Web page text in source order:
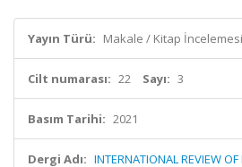
Yayın Türü: Makale / Kitap İncelemesi
Cilt numarası: 22 Sayı: 3
Basım Tarihi: 2021
Dergi Adı: INTERNATIONAL REVIEW